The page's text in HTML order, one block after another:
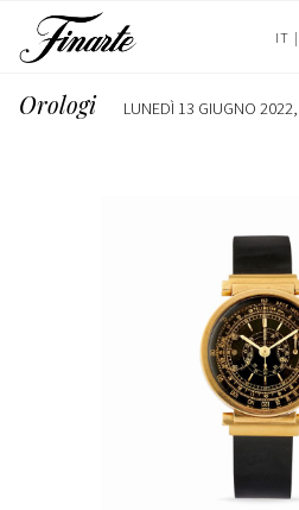
IT |
Orologi LUNEDÌ 13 GIUGNO